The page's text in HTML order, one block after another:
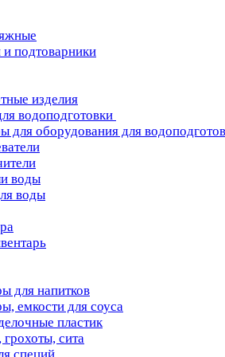
подтоварники
изделия
водоподготовки
для оборудования для
воды
воды
для напитков
емкости для соуса
пластик
сита